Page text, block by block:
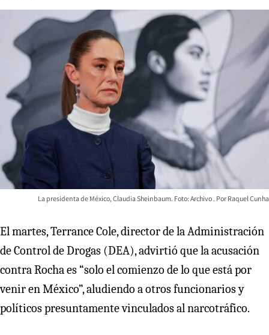
La presidenta de México, Claudia Sheinbaum. Foto: Archivo Raquel Cunha
El martes, Terrance Cole, director de la Administración
de Control de Drogas (DEA), advirtió que la acusación
contra Rocha es “solo el comienzo de lo que está por
venir en México”, aludiendo a otros funcionarios y
políticos presuntamente vinculados al narcotráfico.